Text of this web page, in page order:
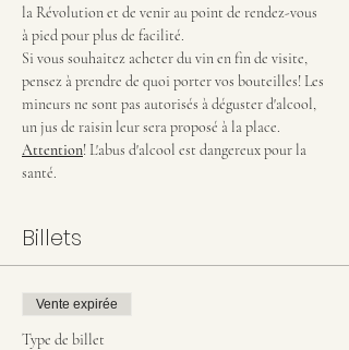
la Révolution et de venir au point de rendez-vous
à pied pour plus de facilité.
Si vous souhaitez acheter du vin en fin de visite,
pensez à prendre de quoi porter vos bouteilles! Les
mineurs ne sont pas autorisés à déguster d'alcool,
un jus de raisin leur sera proposé à la place.
Attention! L'abus d'alcool est dangereux pour la
santé.
Billets
Vente expirée
Type de billet